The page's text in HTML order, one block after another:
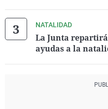
NATALIDAD
La Junta
ayudas a la